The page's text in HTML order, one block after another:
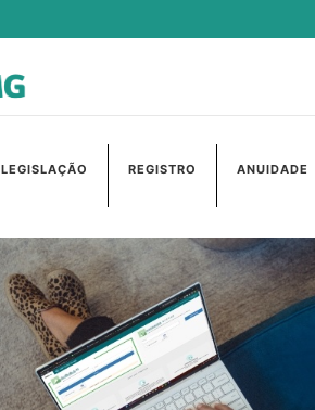
LEGISLAÇÃO REGISTRO ANUIDADE